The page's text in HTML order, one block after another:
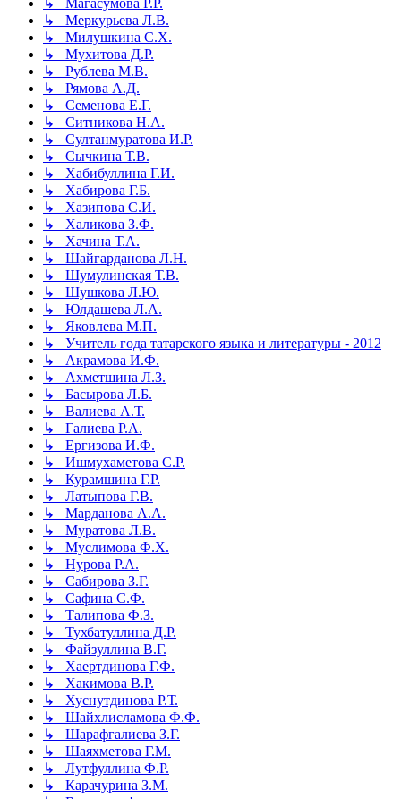
↳ Меркурьева Л.В.
↳ Милушкина С.Х.
↳ Мухитова Д.Р.
↳ Рублева М.В.
↳ Рямова А.Д.
↳ Семенова Е.Г.
↳ Ситникова Н.А.
↳ Султанмуратова И.Р.
↳ Сычкина Т.В.
↳ Хабибуллина Г.И.
↳ Хабирова Г.Б.
↳ Хазипова С.И.
↳ Халикова З.Ф.
↳ Хачина Т.А.
↳ Шайгарданова Л.Н.
↳ Шумулинская Т.В.
↳ Шушкова Л.Ю.
↳ Юлдашева Л.А.
↳ Яковлева М.П.
↳ Учитель года татарского языка и литературы - 2012
↳ Акрамова И.Ф.
↳ Ахметшина Л.З.
↳ Басырова Л.Б.
↳ Валиева А.Т.
↳ Галиева Р.А.
↳ Ергизова И.Ф.
↳ Ишмухаметова С.Р.
↳ Курамшина Г.Р.
↳ Латыпова Г.В.
↳ Марданова А.А.
↳ Муратова Л.В.
↳ Муслимова Ф.Х.
↳ Нурова Р.А.
↳ Сабирова З.Г.
↳ Сафина С.Ф.
↳ Талипова Ф.З.
↳ Тухбатуллина Д.Р.
↳ Файзуллина В.Г.
↳ Хаертдинова Г.Ф.
↳ Хакимова В.Р.
↳ Хуснутдинова Р.Т.
↳ Шайхлисламова Ф.Ф.
↳ Шарафгалиева З.Г.
↳ Шаяхметова Г.М.
↳ Лутфуллина Ф.Р.
↳ Карачурина З.М.